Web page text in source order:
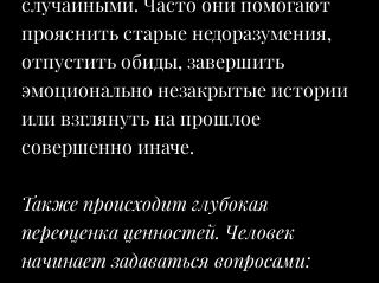
прояснить старые недоразумения,
отпустить обиды, завершить
эмоционально незакрытые истории
или взглянуть на прошлое
совершенно иначе.
Также происходит глубокая
переоценка ценностей. Человек
начинает задаваться вопросами: